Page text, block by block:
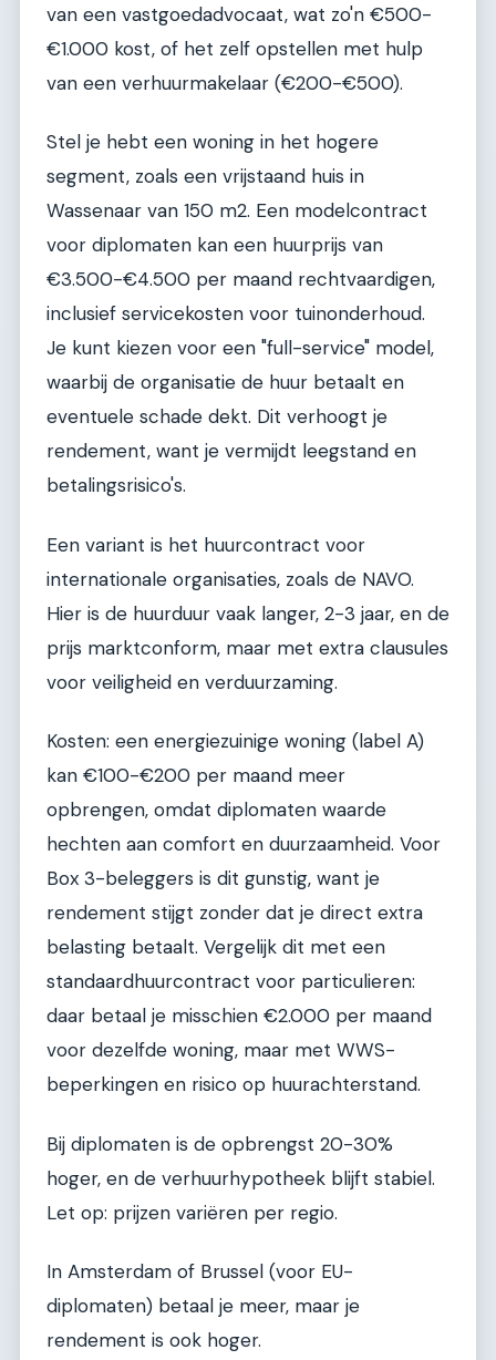
van een vastgoedadvocaat, wat zo'n €500-
€1.000 kost, of het zelf opstellen met hulp
van een verhuurmakelaar (€200-€500).
Stel je hebt een woning in het hogere
segment, zoals een vrijstaand huis in
Wassenaar van 150 m2. Een modelcontract
voor diplomaten kan een huurprijs van
€3.500-€4.500 per maand rechtvaardigen,
inclusief servicekosten voor tuinonderhoud.
Je kunt kiezen voor een "full-service" model,
waarbij de organisatie de huur betaalt en
eventuele schade dekt. Dit verhoogt je
rendement, want je vermijdt leegstand en
betalingsrisico's.
Een variant is het huurcontract voor
internationale organisaties, zoals de NAVO.
Hier is de huurduur vaak langer, 2-3 jaar, en de
prijs marktconform, maar met extra clausules
voor veiligheid en verduurzaming.
Kosten: een energiezuinige woning (label A)
kan €100-€200 per maand meer
opbrengen, omdat diplomaten waarde
hechten aan comfort en duurzaamheid. Voor
Box 3-beleggers is dit gunstig, want je
rendement stijgt zonder dat je direct extra
belasting betaalt. Vergelijk dit met een
standaardhuurcontract voor particulieren:
daar betaal je misschien €2.000 per maand
voor dezelfde woning, maar met WWS-
beperkingen en risico op huurachterstand.
Bij diplomaten is de opbrengst 20-30%
hoger, en de verhuurhypotheek blijft stabiel.
Let op: prijzen variëren per regio.
In Amsterdam of Brussel (voor EU-
diplomaten) betaal je meer, maar je
rendement is ook hoger.